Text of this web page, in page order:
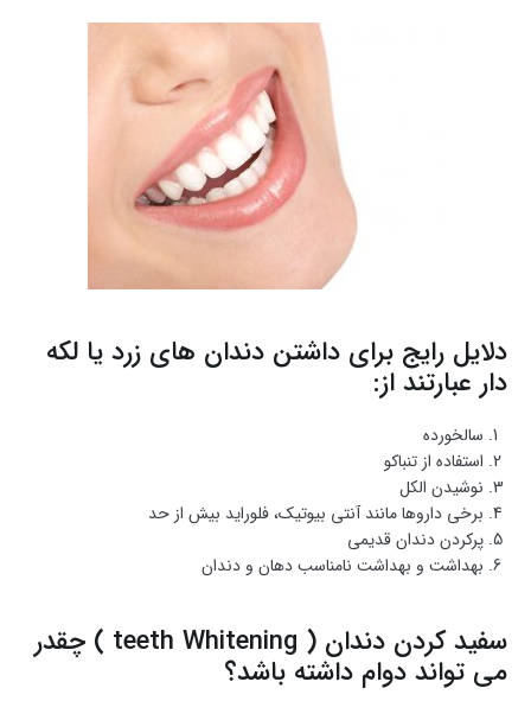
دلایل رایج برای داشتن دندان های زرد یا لکه
دار عبارتند از:
سالخورده
استفاده از تنباکو
نوشیدن الکل
برخی داروها مانند آنتی بیوتیک، فلوراید بیش از حد
پرکردن دندان قدیمی
بهداشت و بهداشت نامناسب دهان و دندان
سفید کردن دندان ( teeth Whitening ) چقدر
می تواند دوام داشته باشد؟